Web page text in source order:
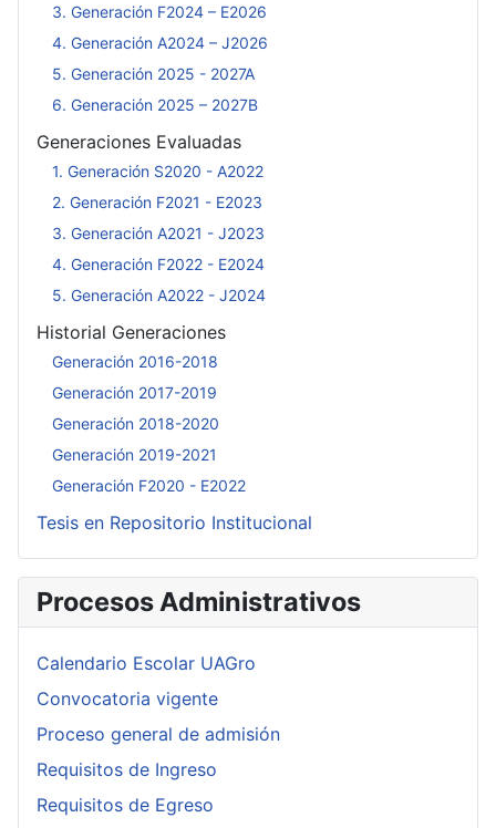
3. Generación F2024 – E2026
4. Generación A2024 – J2026
5. Generación 2025 - 2027A
6. Generación 2025 – 2027B
Generaciones Evaluadas
1. Generación S2020 - A2022
2. Generación F2021 - E2023
3. Generación A2021 - J2023
4. Generación F2022 - E2024
5. Generación A2022 - J2024
Historial Generaciones
Generación 2016-2018
Generación 2017-2019
Generación 2018-2020
Generación 2019-2021
Generación F2020 - E2022
Tesis en Repositorio Institucional
Procesos Administrativos
Calendario Escolar UAGro
Convocatoria vigente
Proceso general de admisión
Requisitos de Ingreso
Requisitos de Egreso